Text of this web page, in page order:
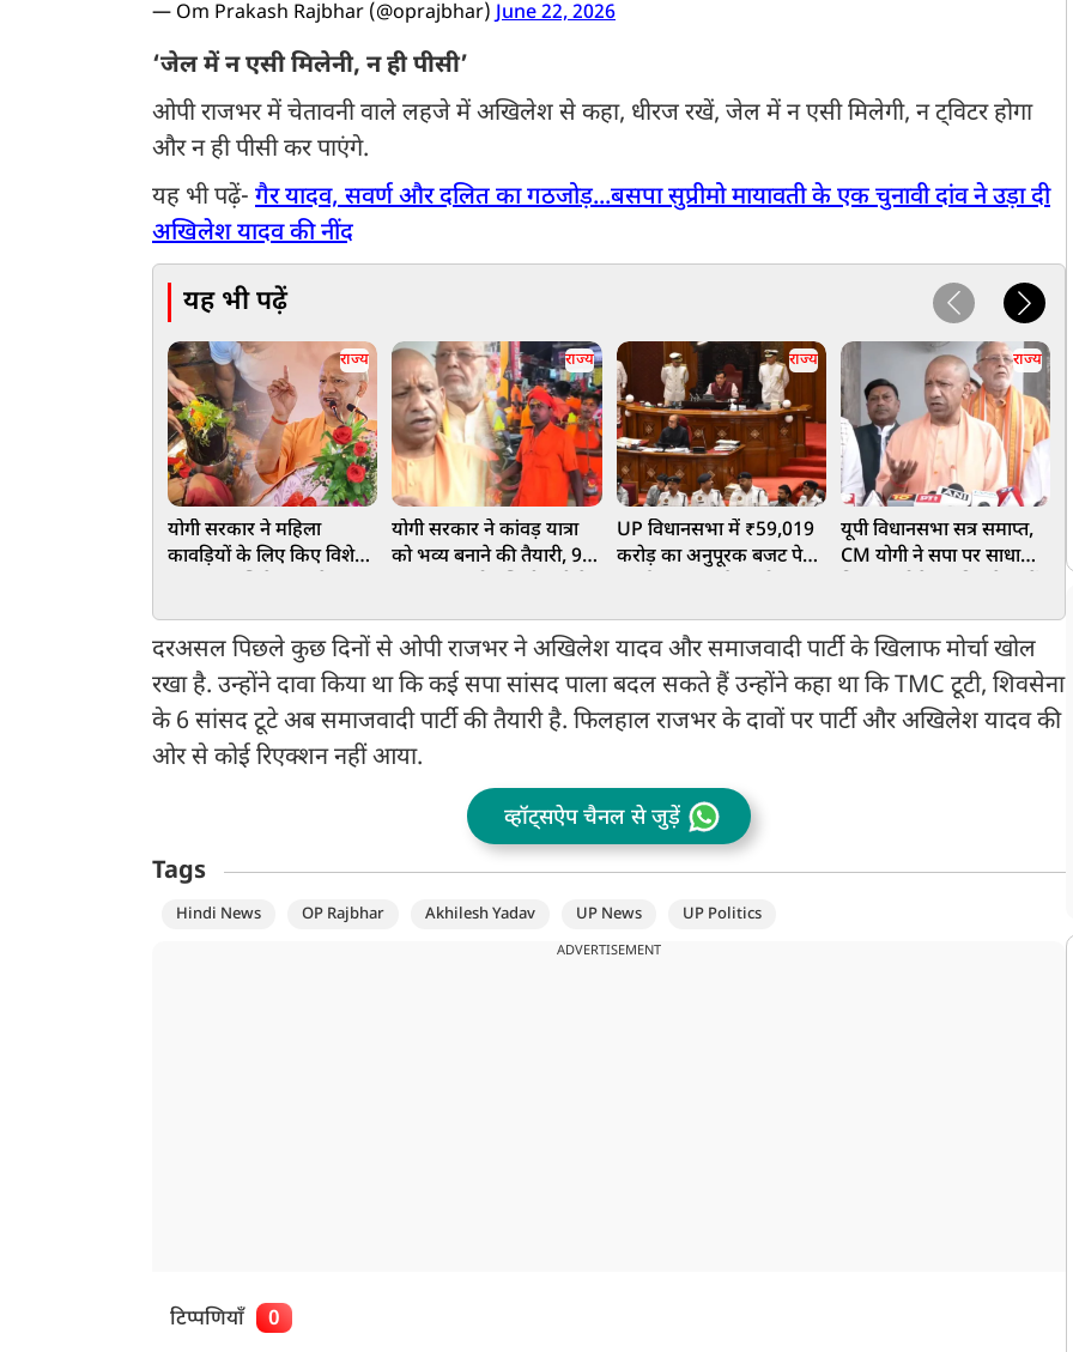
— Om Prakash Rajbhar (@oprajbhar)June 22, 2026
‘जेल में न एसी मिलेनी, न ही पीसी’
ओपी राजभर में चेतावनी वाले लहजे में अखिलेश से कहा, धीरज रखें, जेल में न एसी मिलेगी, न ट्विटर होगा
और न ही पीसी कर पाएंगे.
यह भी पढ़ें- गैर यादव, सवर्ण और दलित का गठजोड़...बसपा सुप्रीमो मायावती के एक चुनावी दांव ने उड़ा दी
अखिलेश यादव की नींद
यह भी पढ़ें
राज्य
योगी सरकार ने महिला
कावड़ियों के लिए किए विशेष
राज्य
योगी सरकार ने कांवड़ यात्रा
को भव्य बनाने की तैयारी, 9-
होगा पुष्पवर्षा से स्वागत
राज्य
UP विधानसभा में ₹59,019
करोड़ का अनुपूरक बजट पेश,
राज्य
यूपी विधानसभा सत्र समाप्त,
CM योगी ने सपा पर साधा
दरअसल पिछले कुछ दिनों से ओपी राजभर ने अखिलेश यादव और समाजवादी पार्टी के खिलाफ मोर्चा खोल
रखा है. उन्होंने दावा किया था कि कई सपा सांसद पाला बदल सकते हैं उन्होंने कहा था कि TMC टूटी, शिवसेना
के 6 सांसद टूटे अब समाजवादी पार्टी की तैयारी है. फिलहाल राजभर के दावों पर पार्टी और अखिलेश यादव की
ओर से कोई रिएक्शन नहीं आया.
व्हॉट्सऐप चैनल से जुड़ें
Tags
Hindi News OP Rajbhar Akhilesh Yadav UP News UP Politics
ADVERTISEMENT
टिप्पणियाँ 0